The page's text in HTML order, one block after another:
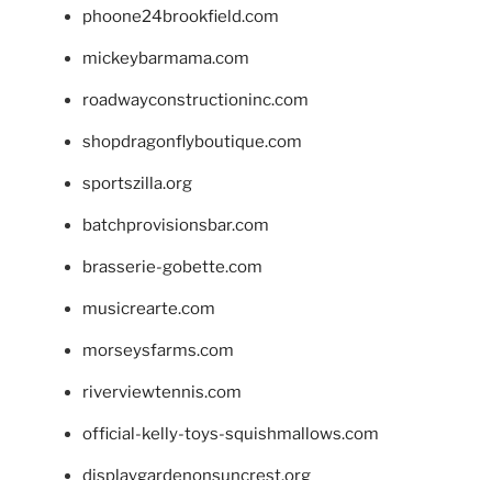
phoone24brookfield.com
mickeybarmama.com
roadwayconstructioninc.com
shopdragonflyboutique.com
sportszilla.org
batchprovisionsbar.com
brasserie-gobette.com
musicrearte.com
morseysfarms.com
riverviewtennis.com
official-kelly-toys-squishmallows.com
displaygardenonsuncrest.org